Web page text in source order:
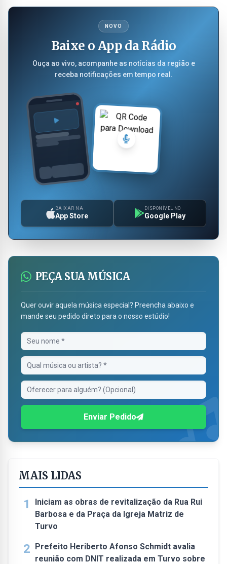
NOVO
Baixe o App da Rádio
Ouça ao vivo, acompanhe as notícias da região e
receba notificações em tempo real.
BAIXAR NA
App Store
DISPONÍVEL NO
Google Play
PEÇA SUA MÚSICA
Quer ouvir aquela música especial? Preencha abaixo e
mande seu pedido direto para o nosso estúdio!
Enviar Pedido
MAIS LIDAS
1
Iniciam as obras de revitalização da Rua Rui
Barbosa e da Praça da Igreja Matriz de
Turvo
2 Prefeito Heriberto Afonso Schmidt avalia
reunião com DNIT realizada em Turvo sobre